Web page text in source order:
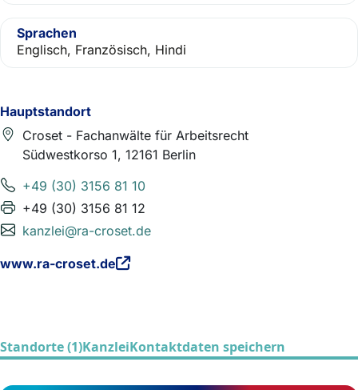
Hauptstandort
Croset - Fachanwälte für Arbeitsrecht
Südwestkorso 1, 12161 Berlin
+49 (30) 3156 81 10
+49 (30) 3156 81 12
kanzlei@ra-croset.de
www.ra-croset.de
Sprachen
Englisch, Französisch, Hindi
Standorte (1)KanzleiKontaktdaten speichern